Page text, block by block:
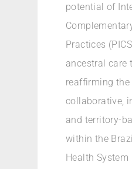
potential of
Practices
ancestral care
reaffirming
collaborative,
and territory-
within the
Health System